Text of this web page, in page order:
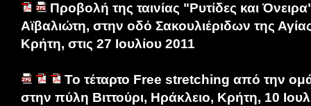
Προβολή της ταινίας "Ρυτίδες και
Αϊβαλιώτη, στην οδό Σακουλιέριδων της
Κρήτη, στις 27 Ιουλίου 2011
Το τέταρτο Free stretching από την
στην πύλη Βιττούρι, Ηράκλειο, Κρήτη, 10